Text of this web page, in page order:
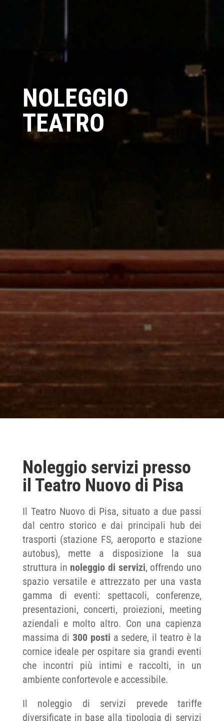
NOLEGGIO
TEATRO
Noleggio servizi presso
il Teatro Nuovo di Pisa
Il Teatro Nuovo di Pisa, situato a due passi
dal centro storico e dai principali hub dei
trasporti (stazione FS, aeroporto e stazione
autobus), mette a disposizione la sua
struttura in noleggio di servizi, offrendo uno
spazio versatile e attrezzato per una vasta
gamma di eventi: spettacoli, conferenze,
presentazioni, concerti, proiezioni, meeting
aziendali e molto altro. Con una capienza
massima di 300 posti a sedere, il teatro è la
cornice ideale per ospitare sia grandi eventi
che incontri più intimi e raccolti, in un
ambiente confortevole e accessibile.
Il noleggio di servizi prevede tariffe
diversificate in base alla tipologia di servizi